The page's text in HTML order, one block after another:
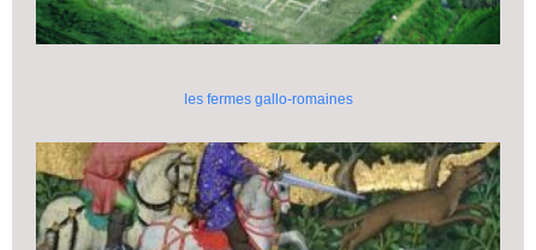
les fermes gallo-romaines